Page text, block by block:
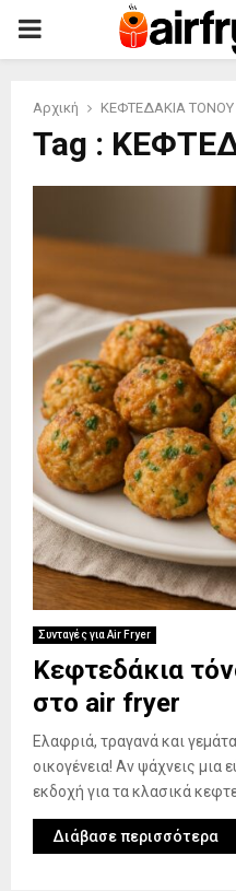
PRIMARY
Αρχική ΚΕΦΤΕΔΑΚΙΑ ΤΟΝΟΥ
Tag :
Συνταγές για Air Fryer
Κεφτεδάκια
στο air fryer
Ελαφριά, τραγανά και
οικογένεια! Αν ψάχνεις μια
εκδοχή για τα κλασικά
Διάβασε περισσότερα